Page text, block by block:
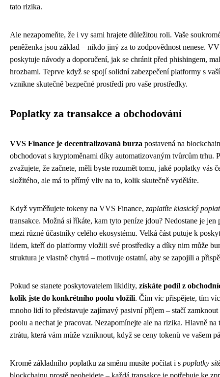
tato rizika.
Ale nezapomeňte, že i vy sami hrajete důležitou roli. Vaše
peněženka jsou základ – nikdo jiný za to zodpovědnost nenese.
poskytuje návody a doporučení, jak se chránit před phishingem,
hrozbami. Teprve když se spojí solidní zabezpečení platformy s
vznikne skutečně bezpečné prostředí pro vaše prostředky.
Poplatky za transakce a obchodování
VVS Finance je decentralizovaná burza postavená na
obchodovat s kryptoměnami díky automatizovaným tvůrcům trhu.
zvažujete, že začnete, měli byste rozumět tomu, jaké poplatky vás
složitého, ale má to přímý vliv na to, kolik skutečně vyděláte.
Když vyměňujete tokeny na VVS Finance, zaplatíte klasický
transakce. Možná si říkáte, kam tyto peníze jdou? Nedostane je jen
mezi různé účastníky celého ekosystému. Velká část putuje k
lidem, kteří do platformy vložili své prostředky a díky nim může
struktura je vlastně chytrá – motivuje ostatní, aby se zapojili a
Pokud se stanete poskytovatelem likidity, získáte podíl z
kolik jste do konkrétního poolu vložili. Čím víc přispějete, tím
mnoho lidí to představuje zajímavý pasivní příjem – stačí
poolu a nechat je pracovat. Nezapomínejte ale na rizika. Hlavně na
ztrátu, která vám může vzniknout, když se ceny tokenů ve vašem
Kromě základního poplatku za směnu musíte počítat i s poplatky
blockchainu prostě neobejdete – každá transakce je potřebuje ke